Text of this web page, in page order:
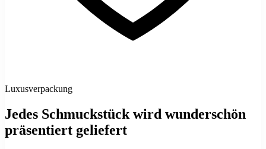
Luxusverpackung
Jedes Schmuckstück wird wunderschön
präsentiert geliefert